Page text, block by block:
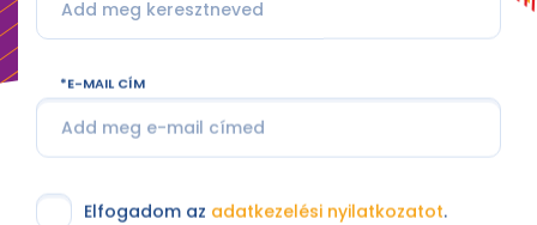
E-MAIL CÍM
Elfogadom az adatkezelési nyilatkozatot.